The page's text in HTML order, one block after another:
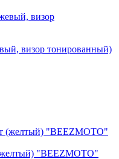
визор тонированный)
"BEEZMOTO"